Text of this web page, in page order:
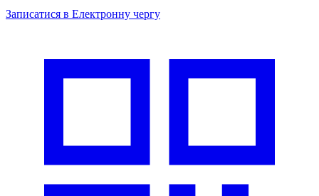
Записатися в Електронну чергу